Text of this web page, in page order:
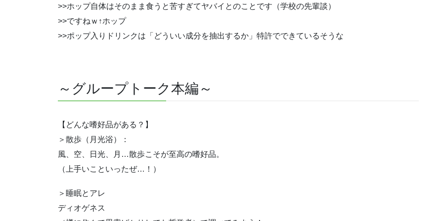
>>ホップ自体はそのまま食うと苦すぎてヤバイとのことです（学校の先輩談）
>>ですねｗ↑ホップ
>>ポップ入りドリンクは「どういい成分を抽出するか」特許でできているそうな
～グループトーク本編～
【どんな嗜好品がある？】
＞散歩（月光浴）：
風、空、日光、月…散歩こそが至高の嗜好品。
（上手いこといったぜ…！）
＞睡眠とアレ
ディオゲネス